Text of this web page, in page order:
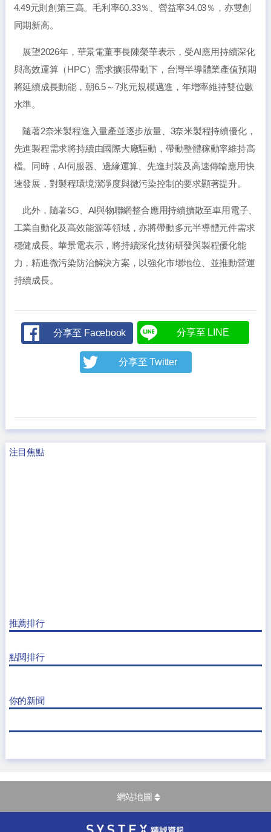
4.49元則創第三高。毛利率60.33％、營益率34.03％，亦雙創
同期新高。
展望2026年，華景電董事長陳榮華表示，受AI應用持續深化
與高效運算（HPC）需求擴張帶動下，台灣半導體業產值預期
將延續成長動能，朝6.5～7兆元規模邁進，年增率維持雙位數
水準。
隨著2奈米製程進入量產並逐步放量、3奈米製程持續優化，
先進製程需求將持續由國際大廠驅動，帶動整體稼動率維持高
檔。同時，AI伺服器、邊緣運算、先進封裝及高速傳輸應用快
速發展，對製程環境潔淨度與微污染控制的要求顯著提升。
此外，隨著5G、AI與物聯網整合應用持續擴散至車用電子、
工業自動化及高效能源等領域，亦將帶動多元半導體元件需求
穩健成長。華景電表示，將持續深化技術研發與製程優化能
力，精進微污染防治解決方案，以強化市場地位、並推動營運
持續成長。
分享至 Facebook 分享至 LINE
分享至 Twitter
注目焦點
推薦排行
點閱排行
你的新聞
網站地圖